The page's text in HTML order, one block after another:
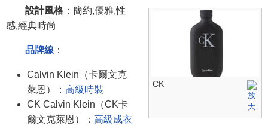
CK
設計風格 ：簡約,優雅,性
感,經典時尚
品牌線 ：
Calvin Klein（卡爾文克
萊恩）： 高級時裝
CK Calvin Klein（CK卡
爾文克萊恩）： 高級成衣